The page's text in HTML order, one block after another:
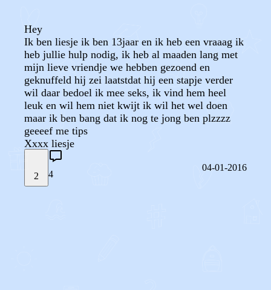
Hey
Ik ben liesje ik ben 13jaar en ik heb een vraaag ik
heb jullie hulp nodig, ik heb al maaden lang met
mijn lieve vriendje we hebben gezoend en
geknuffeld hij zei laatstdat hij een stapje verder
wil daar bedoel ik mee seks, ik vind hem heel
leuk en wil hem niet kwijt ik wil het wel doen
maar ik ben bang dat ik nog te jong ben plzzzz
geeeef me tips
2 4
04-01-2016